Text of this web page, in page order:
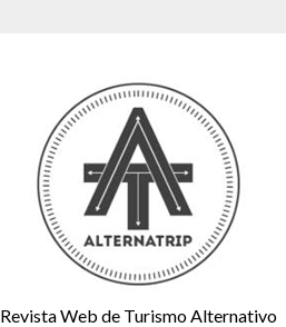
Revista Web de Turismo Alternativo